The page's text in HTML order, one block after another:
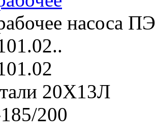
насоса
20Х13Л
200